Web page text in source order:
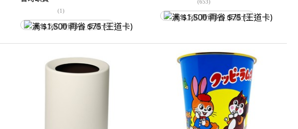
(1)
满 $1,500 再省 $75 (王道卡)
(653)
满 $1,500 再省 $75 (王道卡)